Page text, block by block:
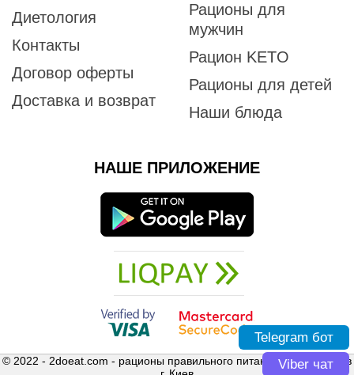
Диетология
Контакты
Договор оферты
Доставка и возврат
Рационы для
мужчин
Рацион KETO
Рационы для детей
Наши блюда
НАШЕ ПРИЛОЖЕНИЕ
© 2022 - 2doeat.com - рационы правильного питания с доставкой в
Viber чат
Telegram бот